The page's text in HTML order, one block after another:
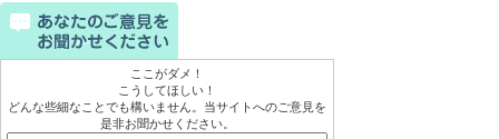
ここがダメ！
こうしてほしい！
どんな些細なことでも構いません。当サイトへのご意見を
是非お聞かせください。